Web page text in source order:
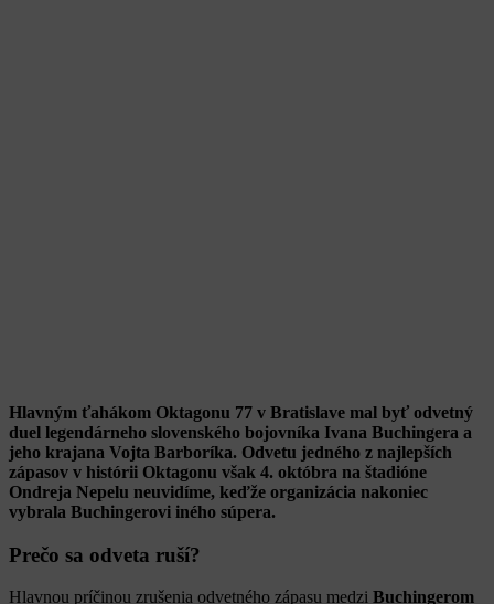
Hlavným ťahákom Oktagonu 77 v Bratislave mal byť odvetný
duel legendárneho slovenského bojovníka Ivana Buchingera a
jeho krajana Vojta Barboríka. Odvetu jedného z najlepších
zápasov v histórii Oktagonu však 4. októbra na štadióne
Ondreja Nepelu neuvidíme, keďže organizácia nakoniec
vybrala Buchingerovi iného súpera.
Prečo sa odveta ruší?
Hlavnou príčinou zrušenia odvetného zápasu medzi Buchingerom